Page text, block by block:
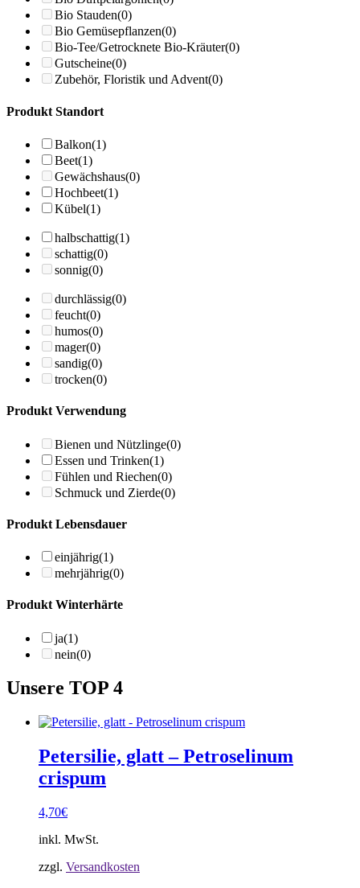
Bio Stauden(0)
Bio Gemüsepflanzen(0)
Bio-Tee/Getrocknete Bio-Kräuter(0)
Gutscheine(0)
Zubehör, Floristik und Advent(0)
Produkt Standort
Balkon(1)
Beet(1)
Gewächshaus(0)
Hochbeet(1)
Kübel(1)
halbschattig(1)
schattig(0)
sonnig(0)
durchlässig(0)
feucht(0)
humos(0)
mager(0)
sandig(0)
trocken(0)
Produkt Verwendung
Bienen und Nützlinge(0)
Essen und Trinken(1)
Fühlen und Riechen(0)
Schmuck und Zierde(0)
Produkt Lebensdauer
einjährig(1)
mehrjährig(0)
Produkt Winterhärte
ja(1)
nein(0)
Unsere TOP 4
Petersilie, glatt – Petroselinum
crispum
4,70€
inkl. MwSt.
zzgl. Versandkosten